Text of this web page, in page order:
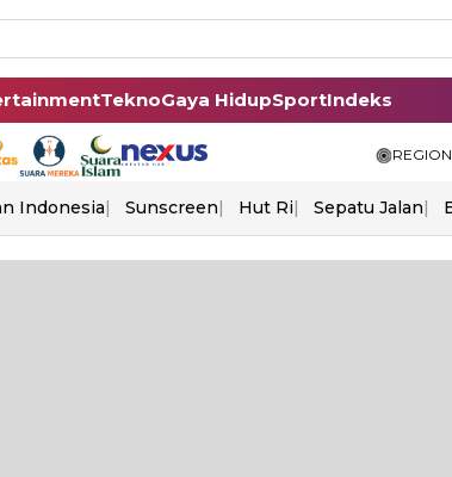
TeknoGaya HidupSportIndeks
Indonesia Sunscreen Hut Ri Sepatu Jalan